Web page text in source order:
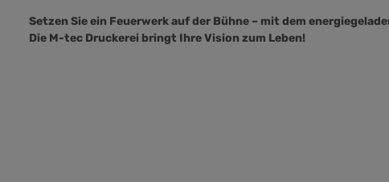
Setzen Sie ein Feuerwerk auf der Bühne – mit dem
Die M-tec Druckerei bringt Ihre Vision zum Leben!